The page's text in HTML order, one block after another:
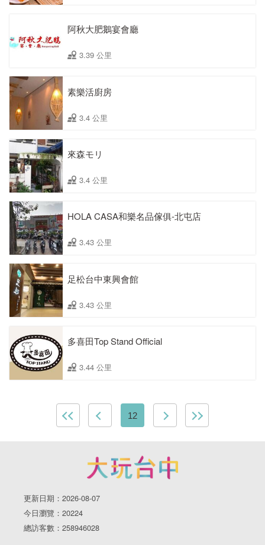
阿秋大肥鵝宴會廳
3.39 公里
素樂活廚房
3.4 公里
來森モリ
3.4 公里
HOLA CASA和樂名品傢俱-北屯店
3.43 公里
足松台中東興會館
3.43 公里
多喜田Top Stand Official
3.44 公里
12
更新日期：2026-08-07
今日瀏覽：20224
總訪客數：258946028